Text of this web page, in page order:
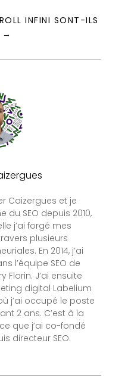
INFINI SONT-ILS
→
Caizergues et je
SEO depuis 2010,
j’ai forgé mes
plusieurs
En 2014, j’ai
l’équipe SEO de
Florin. J’ai ensuite
digital Labelium
j’ai occupé le poste
2 ans. C’est à la
que j’ai co-fondé
directeur SEO.